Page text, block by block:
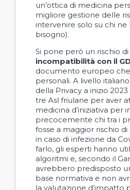
un’ottica di medicina
migliore gestione delle
intervenire solo su chi ne
bisogno).
Si pone però un rischio di
incompatibilità con il
documento europeo
personali. A livello
della Privacy a inizio 2023
tre Asl friulane per aver
medicina d’iniziativa per
precocemente chi tra i
fosse a maggior rischio
in caso di infezione da
farlo, gli esperti hanno
algoritmi e, secondo il
avrebbero predisposto
base normativa e non
la valutazione d’impatto